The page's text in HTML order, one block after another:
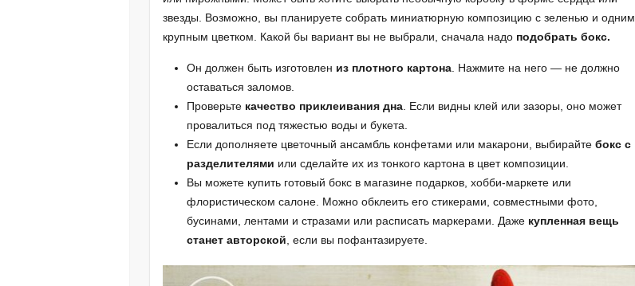
звезды. Возможно, вы планируете собрать миниатюрную композицию с зеленью и одним
крупным цветком. Какой бы вариант вы не выбрали, сначала надо подобрать бокс.
Он должен быть изготовлен из плотного картона. Нажмите на него — не должно
оставаться заломов.
Проверьте качество приклеивания дна. Если видны клей или зазоры, оно может
провалиться под тяжестью воды и букета.
Если дополняете цветочный ансамбль конфетами или макарони, выбирайтебокс с
разделителями или сделайте их из тонкого картона в цвет композиции.
Вы можете купить готовый бокс в магазине подарков, хобби-маркете или
флористическом салоне. Можно обклеить его стикерами, совместными фото,
бусинами, лентами и стразами или расписать маркерами. Даже купленная вещь
станет авторской, если вы пофантазируете.